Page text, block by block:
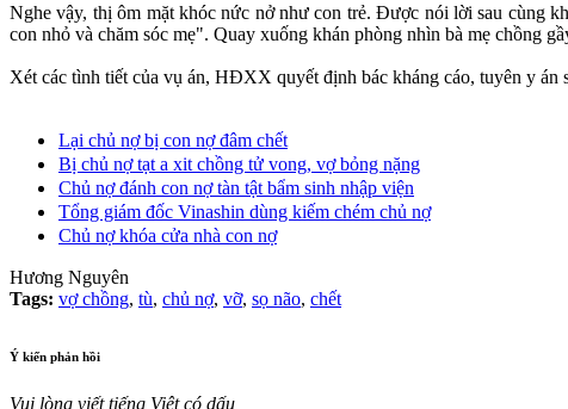
Nghe vậy, thị ôm mặt khóc nức nở như con trẻ. Được nói lời sau cùng
con nhỏ và chăm sóc mẹ". Quay xuống khán phòng nhìn bà mẹ chồng
Xét các tình tiết của vụ án, HĐXX quyết định bác kháng cáo, tuyên y
Lại chủ nợ bị con nợ đâm chết
Bị chủ nợ tạt a xit chồng tử vong, vợ bỏng nặng
Chủ nợ đánh con nợ tàn tật bẩm sinh nhập viện
Tổng giám đốc Vinashin dùng kiếm chém chủ nợ
Chủ nợ khóa cửa nhà con nợ
Hương Nguyên
Tags: vợ chồng, tù, chủ nợ, vỡ, sọ não, chết
Ý kiến phản hồi
Vui lòng viết tiếng Việt có dấu